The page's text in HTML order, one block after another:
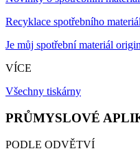
Recyklace spotřebního
Je můj spotřební materiál
VÍCE
Všechny tiskárny
PRŮMYSLOVÉ
PODLE ODVĚTVÍ